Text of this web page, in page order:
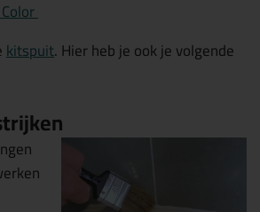
kitspuit. Hier heb je ook je volgende